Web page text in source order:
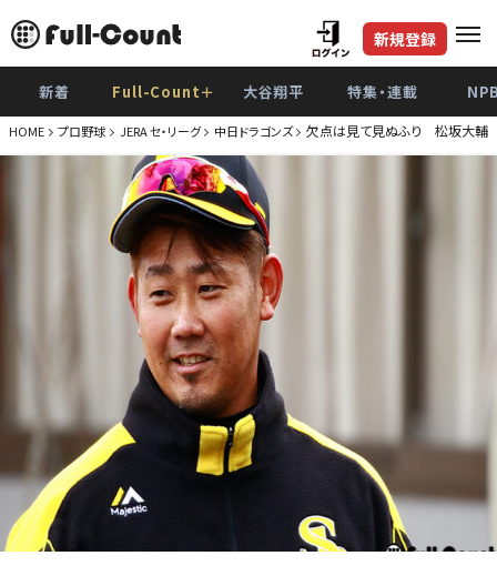
新規登録
新着 Full-Count＋ 大谷翔平 特集・連載
HOME プロ野球 JERA セ・リーグ 中日ドラゴンズ 欠点は見て見ぬふり 松坂大輔の